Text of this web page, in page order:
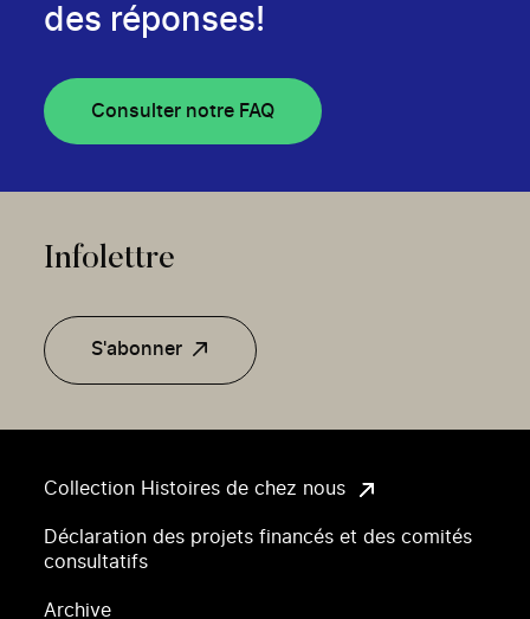
Collection Histoires de chez nous
Déclaration des projets financés et des comités
consultatifs
Archive
des réponses!
Consulter notre FAQ
Infolettre
S'abonner